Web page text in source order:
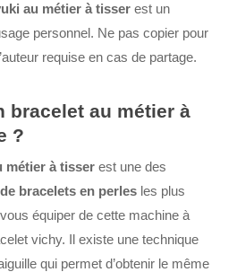
au métier à tisserest un
personnel. Ne pas copier pour
requise en cas de partage.
bracelet au métier à
?
métier à tisserest une des
bracelets en perlesles plus
équiper de cette machine à
vichy. Il existe une technique
qui permet d’obtenir le même